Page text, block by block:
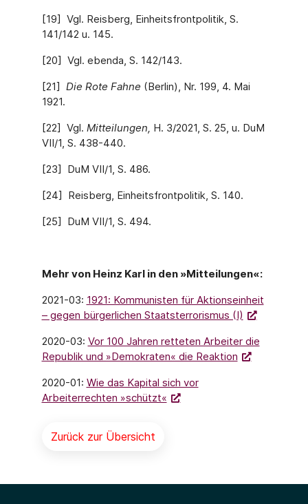
[19] Vgl. Reisberg, Einheitsfrontpolitik, S.
141/142 u. 145.
[20] Vgl. ebenda, S. 142/143.
[21] Die Rote Fahne (Berlin), Nr. 199, 4. Mai
1921.
[22] Vgl. Mitteilungen, H. 3/2021, S. 25, u. DuM
VII/1, S. 438-440.
[23] DuM VII/1, S. 486.
[24] Reisberg, Einheitsfrontpolitik, S. 140.
[25] DuM VII/1, S. 494.
Mehr von Heinz Karl in den »Mitteilungen«:
2021-03: 1921: Kommunisten für Aktionseinheit
– gegen bürgerlichen Staatsterrorismus (I)
2020-03: Vor 100 Jahren retteten Arbeiter die
Republik und »Demokraten« die Reaktion
2020-01: Wie das Kapital sich vor
Arbeiterrechten »schützt«
Zurück zur Übersicht